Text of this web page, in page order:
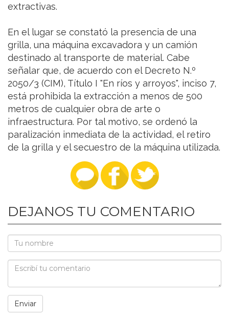
extractivas.
En el lugar se constató la presencia de una
grilla, una máquina excavadora y un camión
destinado al transporte de material. Cabe
señalar que, de acuerdo con el Decreto N.º
2050/3 (CIM), Título I "En ríos y arroyos", inciso 7,
está prohibida la extracción a menos de 500
metros de cualquier obra de arte o
infraestructura. Por tal motivo, se ordenó la
paralización inmediata de la actividad, el retiro
de la grilla y el secuestro de la máquina utilizada.
DEJANOS TU COMENTARIO